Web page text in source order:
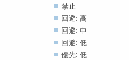
禁止
回避: 高
回避: 中
回避: 低
優先: 低